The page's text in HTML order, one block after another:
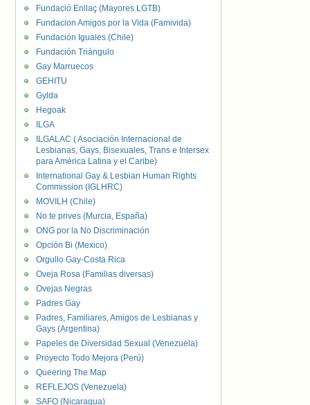
Fundació Enllaç (Mayores LGTB)
Fundacion Amigos por la Vida (Famivida)
Fundación Iguales (Chile)
Fundación Triángulo
Gay Marruecos
GEHITU
Gylda
Hegoak
ILGA
ILGALAC ( Asociación Internacional de
Lesbianas, Gays, Bisexuales, Trans e Intersex
para América Latina y el Caribe)
International Gay & Lesbian Human Rights
Commission (IGLHRC)
MOVILH (Chile)
No te prives (Murcia, España)
ONG por la No Discriminación
Opción Bi (Mexico)
Orgullo Gay-Costa Rica
Oveja Rosa (Familias diversas)
Ovejas Negras
Padres Gay
Padres, Familiares, Amigos de Lesbianas y
Gays (Argentina)
Papeles de Diversidad Sexual (Venezuela)
Proyecto Todo Mejora (Perú)
Queering The Map
REFLEJOS (Venezuela)
SAFO (Nicaragua)